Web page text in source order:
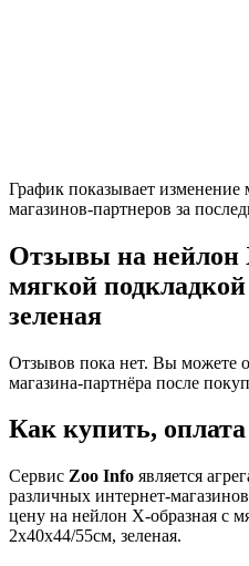
График показывает
магазинов-партнеров за
Отзывы на нейлон
мягкой подкладкой
зеленая
Отзывов пока нет. Вы можете
магазина-партнёра после
Как купить,
Сервис Zoo Info является
различных интернет-
цену на нейлон Х-образная с
2х40х44/55см, зеленая.